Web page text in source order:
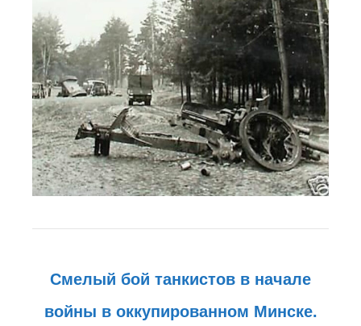
Смелый бой танкистов в начале
войны в оккупированном Минске.